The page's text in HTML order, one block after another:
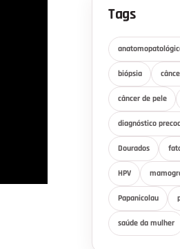
Tags
biópsia
câncer de pele
diagnóstico
Dourados
HPV
Papanicolau
saúde da mulher